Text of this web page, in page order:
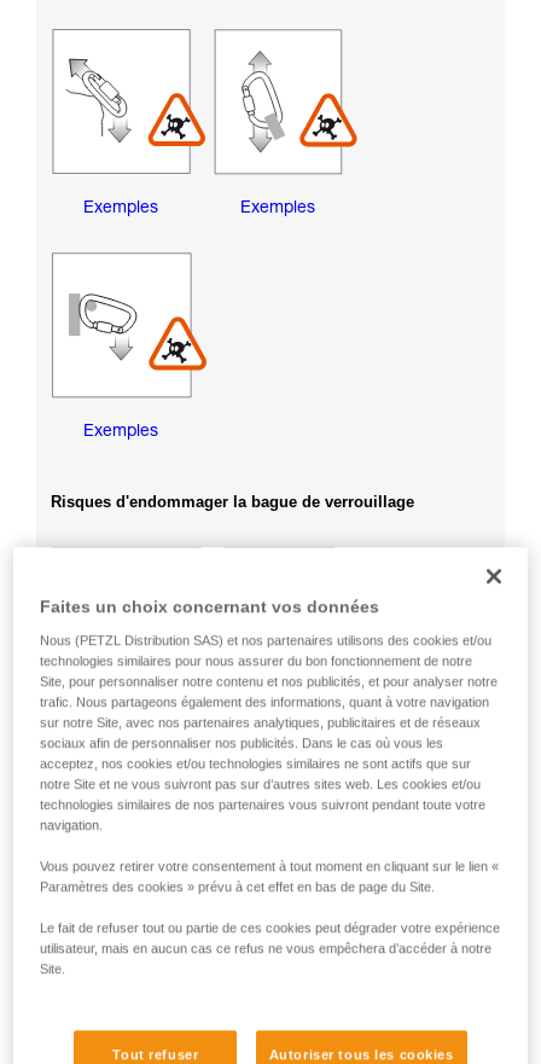
Exemples Exemples
Exemples
Risques d'endommager la bague de verrouillage
Exemples Exemples
terrain
1. Ouverture du doigt, travail en doigt
Faites un choix concernant vos données
Nous (PETZL Distribution SAS) et nos partenaires utilisons des cookies et/ou
technologies similaires pour nous assurer du bon fonctionnement de notre
Site, pour personnaliser notre contenu et nos publicités, et pour analyser notre
trafic. Nous partageons également des informations, quant à votre navigation
sur notre Site, avec nos partenaires analytiques, publicitaires et de réseaux
sociaux afin de personnaliser nos publicités. Dans le cas où vous les
acceptez, nos cookies et/ou technologies similaires ne sont actifs que sur
notre Site et ne vous suivront pas sur d’autres sites web. Les cookies et/ou
technologies similaires de nos partenaires vous suivront pendant toute votre
navigation.
Vous pouvez retirer votre consentement à tout moment en cliquant sur le lien «
Paramètres des cookies » prévu à cet effet en bas de page du Site.
Le fait de refuser tout ou partie de ces cookies peut dégrader votre expérience
utilisateur, mais en aucun cas ce refus ne vous empêchera d’accéder à notre
Site.
Tout refuser Autoriser tous les cookies